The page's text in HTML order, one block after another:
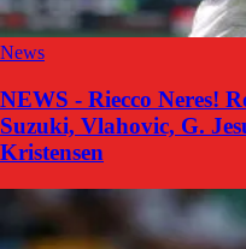
News
NEWS - Riecco Neres!
Suzuki, Vlahovic, G.
Kristensen